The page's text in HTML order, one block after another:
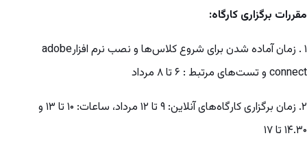
مقررات برگزاری کارگاه:
۱ . زمان آماده شدن برای شروع کلاس‌ها و نصب نرم افزارadobe
connect و تست‌های مرتبط : ۶ تا ۸ مرداد
۲. زمان برگزاری کارگاه‌های آنلاین: ۹ تا ۱۲ مرداد، ساعات: ۱۰ تا ۱۳ و
۱۴.۳۰ تا ۱۷